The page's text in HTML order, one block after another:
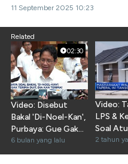
11 September 2025 10:23
Related
02:30
Video: Disebut
Bakal 'Di-Noel-Kan',
Purbaya: Gue Gak
Terima Duit
6 bulan yang lalu
Video:
LPS &
Soal
2 tahun